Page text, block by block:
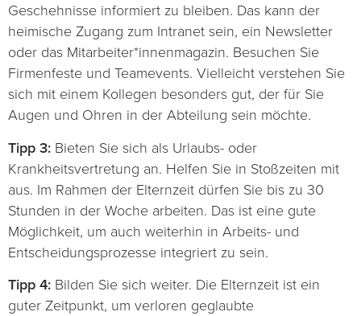
Geschehnisse informiert zu bleiben. Das kann der
heimische Zugang zum Intranet sein, ein Newsletter
oder das Mitarbeiter*innenmagazin. Besuchen Sie
Firmenfeste und Teamevents. Vielleicht verstehen Sie
sich mit einem Kollegen besonders gut, der für Sie
Augen und Ohren in der Abteilung sein möchte.
Tipp 3: Bieten Sie sich als Urlaubs- oder
Krankheitsvertretung an. Helfen Sie in Stoßzeiten mit
aus. Im Rahmen der Elternzeit dürfen Sie bis zu 30
Stunden in der Woche arbeiten. Das ist eine gute
Möglichkeit, um auch weiterhin in Arbeits- und
Entscheidungsprozesse integriert zu sein.
Tipp 4: Bilden Sie sich weiter. Die Elternzeit ist ein
guter Zeitpunkt, um verloren geglaubte